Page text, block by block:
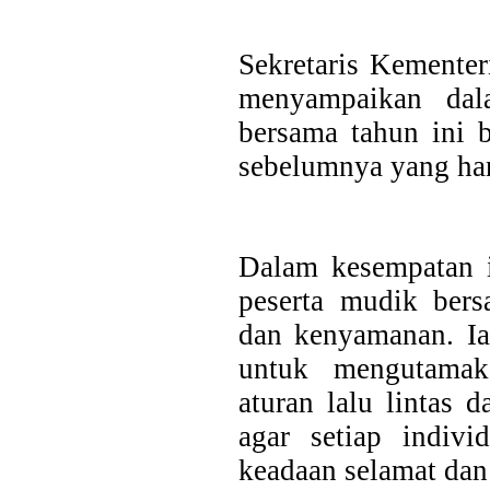
Layanan Remitansi bagi PMI
HONG KONG, KORANRAKYAT.COM24 Juli 2026. PT
Tbk (Bank Jatim) terus memperkuat komitmennya dalam
keuangan bagi Pekerja Migran Indonesia (PMI). Komitmen
penandatanganan Perjanjian Kerja Sama (PKS) antara...
Sekretaris
menyampaikan
bersama tahun ini
sebelumnya yang
Dalam
peserta mudik
dan kenyamanan.
untuk
aturan lalu lintas
agar setiap
keadaan selamat